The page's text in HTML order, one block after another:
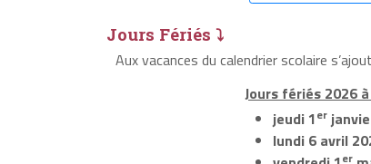
Jours Fériés ⤵
Aux vacances du calendrier scolaire
Jours fériés 2026
jeudi 1er
lundi 6 avril
er